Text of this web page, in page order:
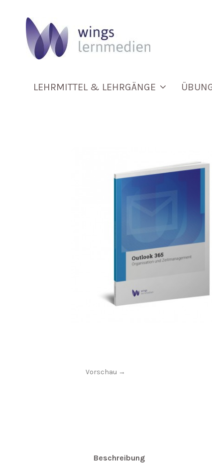
LEHRMITTEL & LEHRGÄNGE
Vorschau →
Beschreibung